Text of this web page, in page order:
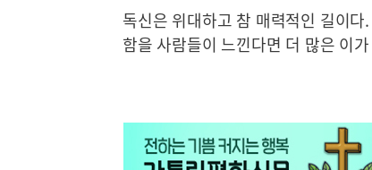
독신은 위대하고 참 매력적인 길이
함을 사람들이 느낀다면 더 많은 이